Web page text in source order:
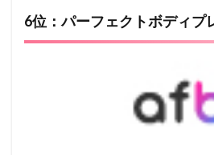
6位：パーフェクトボディプ